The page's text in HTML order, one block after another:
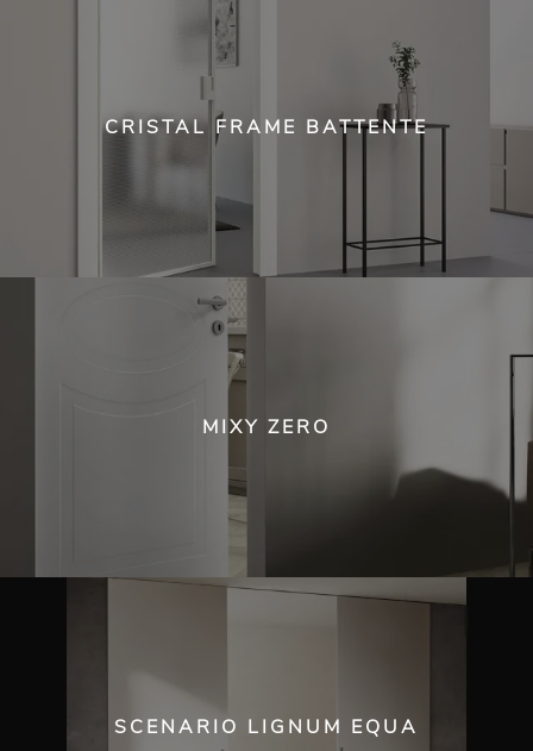
CRISTAL FRAME BATTENTE
MIXY ZERO
SCENARIO LIGNUM EQUA